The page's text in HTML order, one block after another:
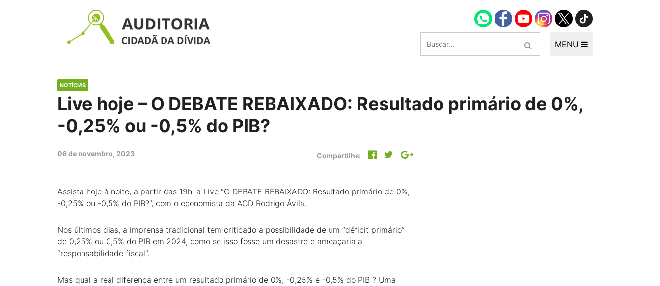
MENU
NOTÍCIAS
Live hoje – O DEBATE REBAIXADO: Resultado primário de 0%,
-0,25% ou -0,5% do PIB?
06 de novembro, 2023 Compartilhe:
Assista hoje à noite, a partir das 19h, a Live “O DEBATE REBAIXADO: Resultado primário de 0%,
-0,25% ou -0,5% do PIB?”, com o economista da ACD Rodrigo Ávila.
Nos últimos dias, a imprensa tradicional tem criticado a possibilidade de um “déficit primário”
de 0,25% ou 0,5% do PIB em 2024, como se isso fosse um desastre e ameaçaria a
“responsabilidade fiscal”.
Mas qual a real diferença entre um resultado primário de 0%, -0,25% e -0,5% do PIB ? Uma